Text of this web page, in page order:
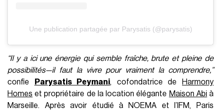
Une publication partagée par Parysatis (@parysatis)
“Il y a ici une énergie qui semble fraîche, brute et pleine de
possibilités—il faut la vivre pour vraiment la comprendre,”
confie
Parysatis Peymani, cofondatrice de
Harmony
Homes et propriétaire de la location élégante Maison Abi à
Marseille. Après avoir étudié à NOEMA et l’IFM, Paris